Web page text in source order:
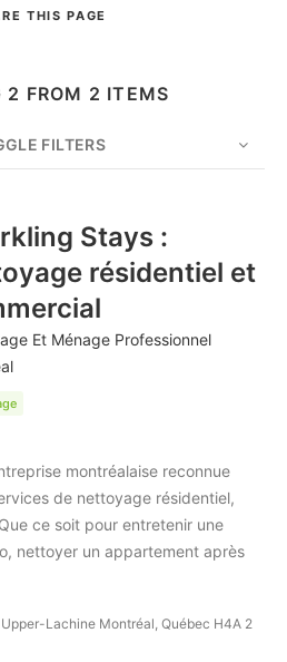
THIS PAGE
2 FROM 2 ITEMS
FILTERS
Stays :
résidentiel et
Et Ménage Professionnel
montréalaise reconnue
de nettoyage résidentiel,
ce soit pour entretenir une
nettoyer un appartement après
Lachine Montréal, Québec H4A 2